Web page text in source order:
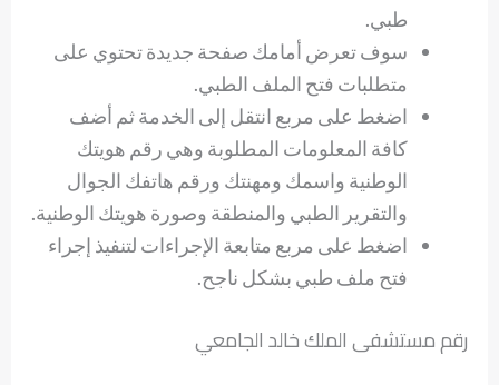
طبي.
سوف تعرض أمامك صفحة جديدة تحتوي على
متطلبات فتح الملف الطبي.
اضغط على مربع انتقل إلى الخدمة ثم أضف
كافة المعلومات المطلوبة وهي رقم هويتك
الوطنية واسمك ومهنتك ورقم هاتفك الجوال
والتقرير الطبي والمنطقة وصورة هويتك الوطنية.
اضغط على مربع متابعة الإجراءات لتنفيذ إجراء
فتح ملف طبي بشكل ناجح.
رقم مستشفى الملك خالد الجامعي